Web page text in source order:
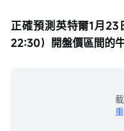
正確預測英特爾1月
22:30）開盤價區間的